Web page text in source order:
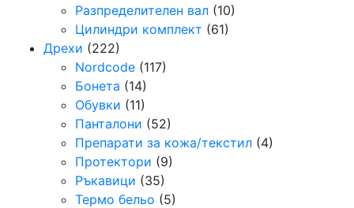
Разпределителен вал (10)
Цилиндри комплект (61)
Дрехи (222)
Nordcode (117)
Бонета (14)
Обувки (11)
Панталони (52)
Препарати за кожа/текстил (4)
Протектори (9)
Ръкавици (35)
Термо бельо (5)